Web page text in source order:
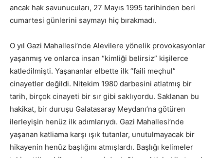
ancak hak savunucuları, 27 Mayıs 1995 tarihinden beri
cumartesi günlerini saymayı hiç bırakmadı.
O yıl Gazi Mahallesi’nde Alevilere yönelik provokasyonlar
yaşanmış ve onlarca insan “kimliği belirsiz” kişilerce
katledilmişti. Yaşananlar elbette ilk “faili meçhul”
cinayetler değildi. Nitekim 1980 darbesini atlatmış bir
tarih, birçok cinayeti bir sır gibi saklıyordu. Saklanan bu
hakikat, bir duruşu Galatasaray Meydanı’na götüren
ilerleyişin henüz ilk adımlarıydı. Gazi Mahallesi’nde
yaşanan katliama karşı ışık tutanlar, unutulmayacak bir
hikayenin henüz başlığını atmışlardı. Başlığı kelimeler